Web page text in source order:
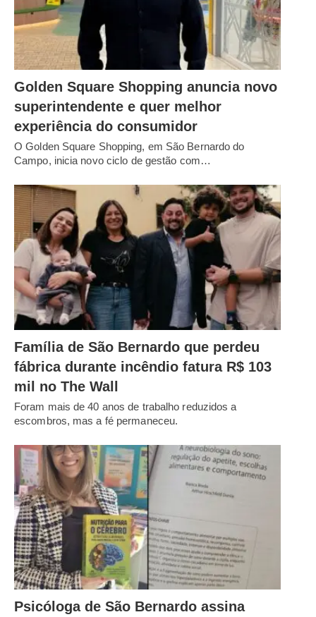
Golden Square Shopping anuncia novo
superintendente e quer melhor
experiência do consumidor
O Golden Square Shopping, em São Bernardo do
Campo, inicia novo ciclo de gestão com…
Família de São Bernardo que perdeu
fábrica durante incêndio fatura R$ 103
mil no The Wall
Foram mais de 40 anos de trabalho reduzidos a
escombros, mas a fé permaneceu.
Psicóloga de São Bernardo assina